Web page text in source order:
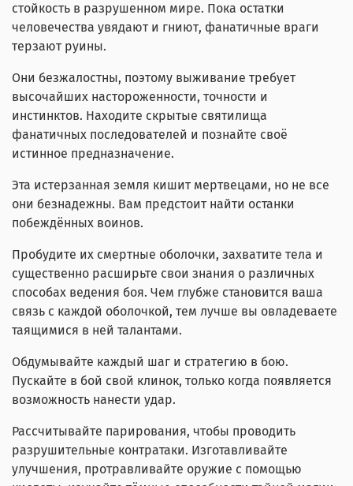
стойкость в разрушенном мире. Пока остатки
человечества увядают и гниют, фанатичные враги
терзают руины.
Они безжалостны, поэтому выживание требует
высочайших настороженности, точности и
инстинктов. Находите скрытые святилища
фанатичных последователей и познайте своё
истинное предназначение.
Эта истерзанная земля кишит мертвецами, но не все
они безнадежны. Вам предстоит найти останки
побеждённых воинов.
Пробудите их смертные оболочки, захватите тела и
существенно расширьте свои знания о различных
способах ведения боя. Чем глубже становится ваша
связь с каждой оболочкой, тем лучше вы овладеваете
таящимися в ней талантами.
Обдумывайте каждый шаг и стратегию в бою.
Пускайте в бой свой клинок, только когда появляется
возможность нанести удар.
Рассчитывайте парирования, чтобы проводить
разрушительные контратаки. Изготавливайте
улучшения, протравливайте оружие с помощью